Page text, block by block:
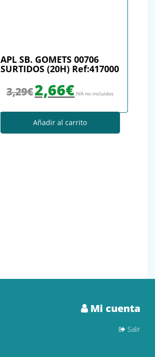
APL SB. GOMETS 00706
SURTIDOS (20H) Ref:417000
3,29€2,66€ IVA no incluidos
Añadir al carrito
Mi cuenta
Salir